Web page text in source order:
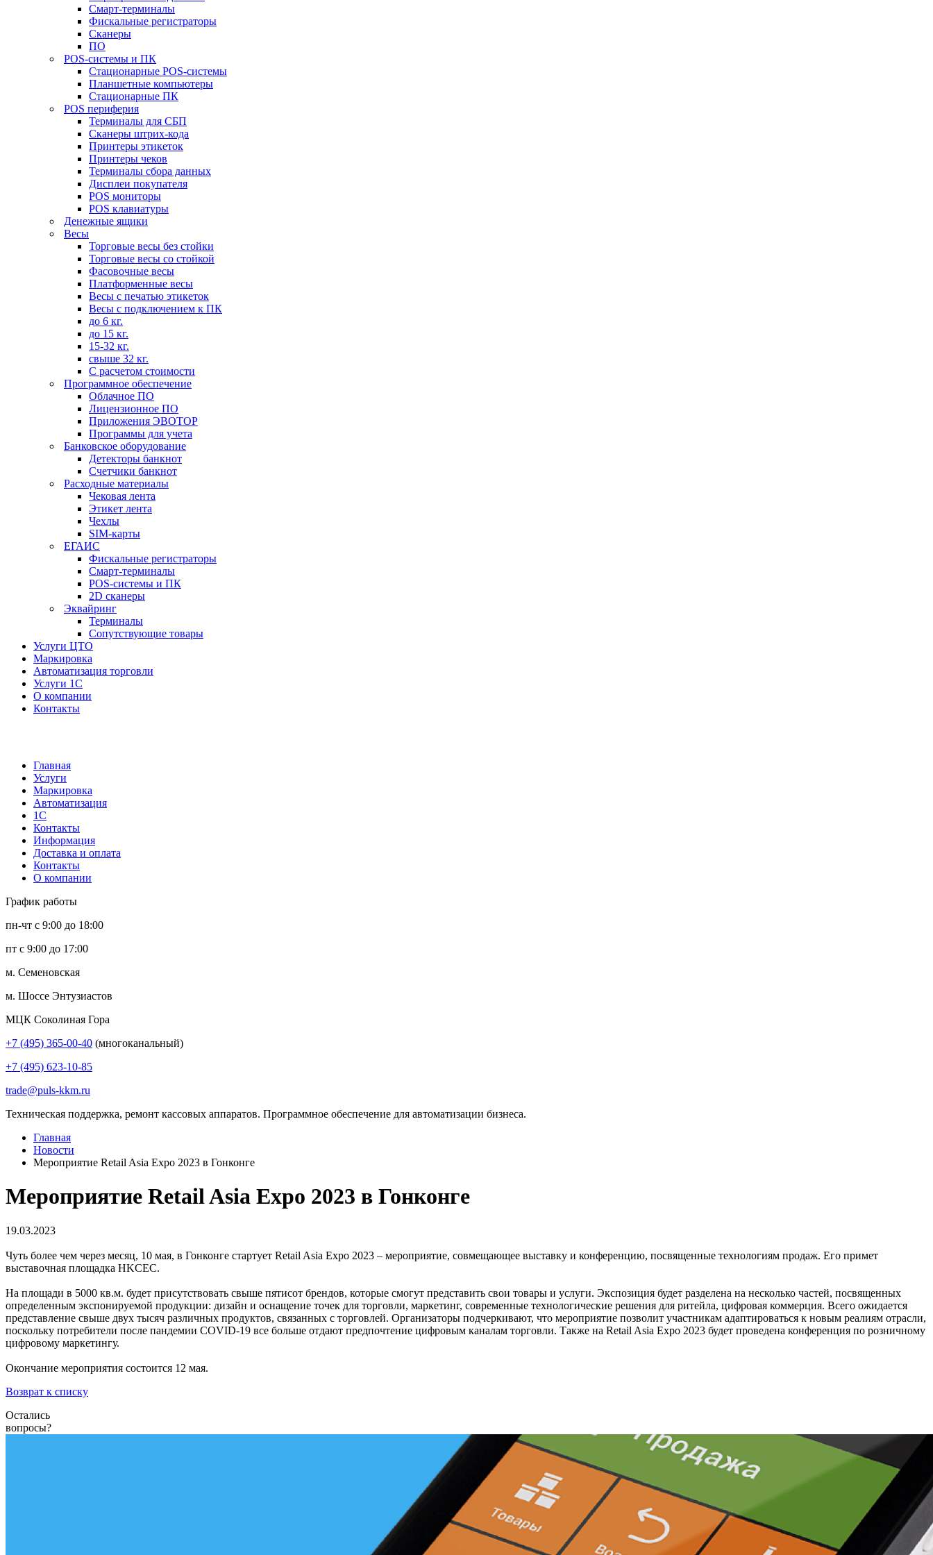
Смарт-терминалы
Фискальные регистраторы
Сканеры
ПО
POS-системы и ПК
Стационарные POS-системы
Планшетные компьютеры
Стационарные ПК
POS периферия
Терминалы для СБП
Сканеры штрих-кода
Принтеры этикеток
Принтеры чеков
Терминалы сбора данных
Дисплеи покупателя
POS мониторы
POS клавиатуры
Денежные ящики
Весы
Торговые весы без стойки
Торговые весы со стойкой
Фасовочные весы
Платформенные весы
Весы с печатью этикеток
Весы с подключением к ПК
до 6 кг.
до 15 кг.
15-32 кг.
свыше 32 кг.
С расчетом стоимости
Программное обеспечение
Облачное ПО
Лицензионное ПО
Приложения ЭВОТОР
Программы для учета
Банковское оборудование
Детекторы банкнот
Счетчики банкнот
Расходные материалы
Чековая лента
Этикет лента
Чехлы
SIM-карты
ЕГАИС
Фискальные регистраторы
Смарт-терминалы
POS-системы и ПК
2D сканеры
Эквайринг
Терминалы
Сопутствующие товары
Услуги ЦТО
Маркировка
Автоматизация торговли
Услуги 1С
О компании
Контакты
Главная
Услуги
Маркировка
Автоматизация
1С
Контакты
Информация
Доставка и оплата
Контакты
О компании
График работы
пн-чт с 9:00 до 18:00
пт с 9:00 до 17:00
м. Семеновская
м. Шоссе Энтузиастов
МЦК Соколиная Гора
+7 (495) 365-00-40 (многоканальный)
+7 (495) 623-10-85
trade@puls-kkm.ru
Техническая поддержка, ремонт кассовых аппаратов. Программное обеспечение для автоматизации бизнеса.
Главная
Новости
Мероприятие Retail Asia Expo 2023 в Гонконге
Мероприятие Retail Asia Expo 2023 в Гонконге
19.03.2023
Чуть более чем через месяц, 10 мая, в Гонконге стартует Retail Asia Expo 2023 – мероприятие, совмещающее выставку и конференцию, посвященные технологиям продаж. Его примет
выставочная площадка HKCEC.
На площади в 5000 кв.м. будет присутствовать свыше пятисот брендов, которые смогут представить свои товары и услуги. Экспозиция будет разделена на несколько частей, посвященных
определенным экспонируемой продукции: дизайн и оснащение точек для торговли, маркетинг, современные технологические решения для ритейла, цифровая коммерция. Всего ожидается
представление свыше двух тысяч различных продуктов, связанных с торговлей. Организаторы подчеркивают, что мероприятие позволит участникам адаптироваться к новым реалиям отрасли,
поскольку потребители после пандемии COVID-19 все больше отдают предпочтение цифровым каналам торговли. Также на Retail Asia Expo 2023 будет проведена конференция по розничному
цифровому маркетингу.
Окончание мероприятия состоится 12 мая.
Возврат к списку
Остались
вопросы?